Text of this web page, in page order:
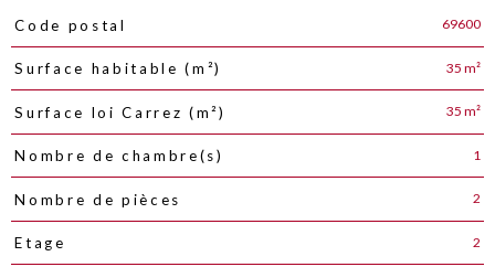
Caractéristiques Valeurs
Code postal 69600
Surface habitable (m²) 35 m²
Surface loi Carrez (m²) 35 m²
Nombre de chambre(s) 1
Nombre de pièces 2
Etage 2